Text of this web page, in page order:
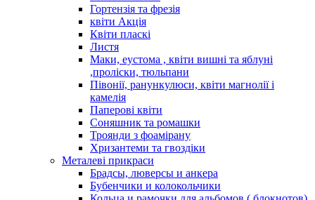
Гортензія та фрезія
квіти Акція
Квіти пласкі
Листя
Маки, еустома , квіти вишні та яблуні
,проліски, тюльпани
Півонії, ранункулюси, квіти магнолії і
камелія
Паперові квіти
Соняшник та ромашки
Троянди з фоамірану
Хризантеми та гвоздіки
Металеві прикраси
Брадсы, люверсы и анкера
Бубенчики и колокольчики